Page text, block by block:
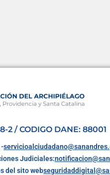
2 / CODIGO DANE: 88001
-
Judiciales:
del sito web